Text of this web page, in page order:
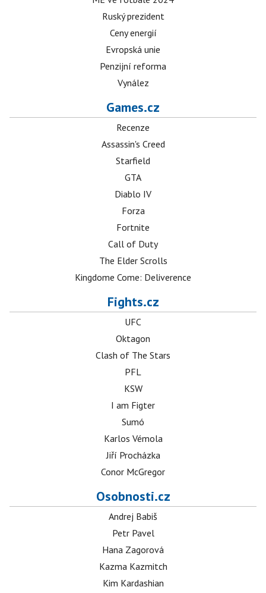
Ruský prezident
Ceny energií
Evropská unie
Penzijní reforma
Vynález
Games.cz
Recenze
Assassin's Creed
Starfield
GTA
Diablo IV
Forza
Fortnite
Call of Duty
The Elder Scrolls
Kingdome Come: Deliverence
Fights.cz
UFC
Oktagon
Clash of The Stars
PFL
KSW
I am Figter
Sumó
Karlos Vémola
Jiří Procházka
Conor McGregor
Osobnosti.cz
Andrej Babiš
Petr Pavel
Hana Zagorová
Kazma Kazmitch
Kim Kardashian